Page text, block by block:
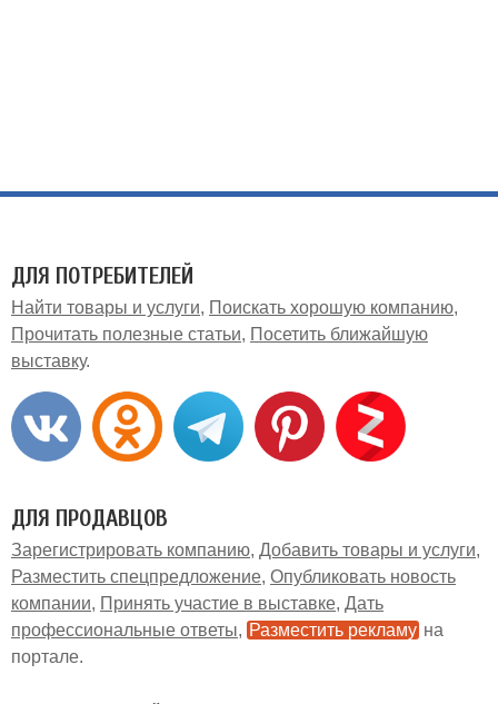
ДЛЯ ПОТРЕБИТЕЛЕЙ
Найти товары и услуги
Поискать хорошую компанию
Прочитать полезные статьи
Посетить ближайшую
выставку
ДЛЯ ПРОДАВЦОВ
Зарегистрировать компанию Добавить товары и услуги
Разместить спецпредложение Опубликовать новость
компании
Принять участие в выставке Дать
профессиональные ответы
Разместить рекламу на
портале